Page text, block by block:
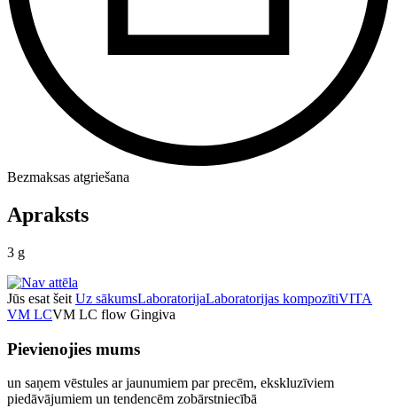
Bezmaksas atgriešana
Apraksts
3 g
Jūs esat šeit Uz sākumsLaboratorijaLaboratorijas kompozītiVITA
VM LCVM LC flow Gingiva
Pievienojies mums
un saņem vēstules ar jaunumiem par precēm, ekskluzīviem
piedāvājumiem un tendencēm zobārstniecībā